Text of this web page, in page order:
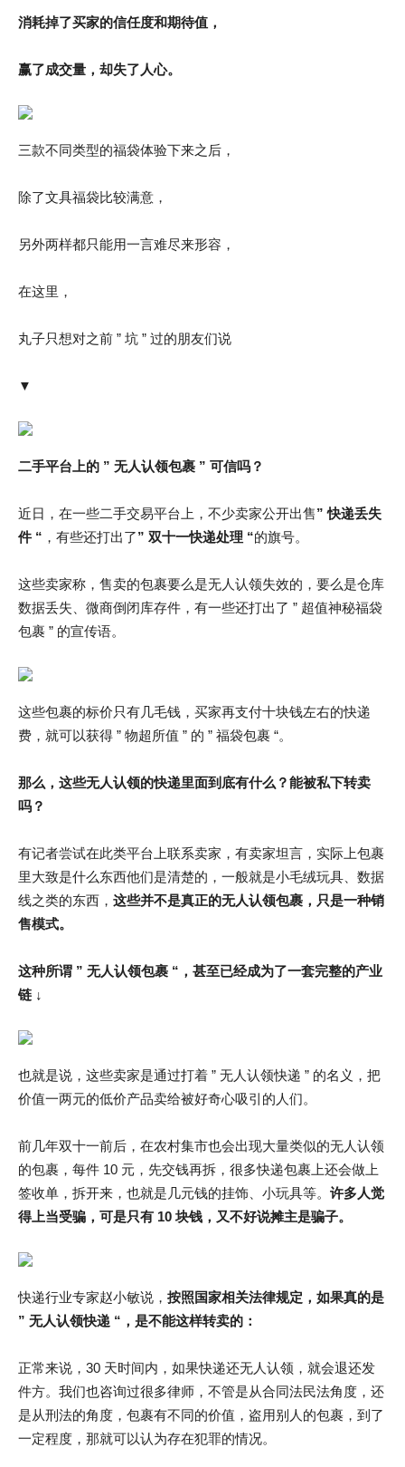
消耗掉了买家的信任度和期待值，
赢了成交量，却失了人心。
三款不同类型的福袋体验下来之后，
除了文具福袋比较满意，
另外两样都只能用一言难尽来形容，
在这里，
丸子只想对之前 ” 坑 ” 过的朋友们说
▼
二手平台上的 ” 无人认领包裹 ” 可信吗？
近日，在一些二手交易平台上，不少卖家公开出售” 快递丢失
件 “ ，有些还打出了” 双十一快递处理 “的旗号。
这些卖家称，售卖的包裹要么是无人认领失效的，要么是仓库
数据丢失、微商倒闭库存件，有一些还打出了 ” 超值神秘福袋
包裹 ” 的宣传语。
这些包裹的标价只有几毛钱，买家再支付十块钱左右的快递
费，就可以获得 ” 物超所值 ” 的 ” 福袋包裹 “。
那么，这些无人认领的快递里面到底有什么？能被私下转卖
吗？
有记者尝试在此类平台上联系卖家，有卖家坦言，实际上包裹
里大致是什么东西他们是清楚的，一般就是小毛绒玩具、数据
线之类的东西， 这些并不是真正的无人认领包裹，只是一种销
售模式。
这种所谓 ” 无人认领包裹 “，甚至已经成为了一套完整的产业
链 ↓
也就是说，这些卖家是通过打着 ” 无人认领快递 ” 的名义，把
价值一两元的低价产品卖给被好奇心吸引的人们。
前几年双十一前后，在农村集市也会出现大量类似的无人认领
的包裹，每件 10 元，先交钱再拆，很多快递包裹上还会做上
签收单，拆开来，也就是几元钱的挂饰、小玩具等。 许多人觉
得上当受骗，可是只有 10 块钱，又不好说摊主是骗子。
快递行业专家赵小敏说， 按照国家相关法律规定，如果真的是
” 无人认领快递 “，是不能这样转卖的：
正常来说，30 天时间内，如果快递还无人认领，就会退还发
件方。我们也咨询过很多律师，不管是从合同法民法角度，还
是从刑法的角度，包裹有不同的价值，盗用别人的包裹，到了
一定程度，那就可以认为存在犯罪的情况。